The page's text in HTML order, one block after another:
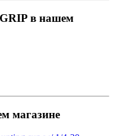
в нашем
магазине